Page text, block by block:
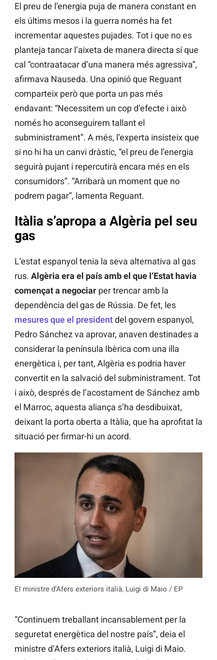
El preu de l’energia puja de manera constant en
els últims mesos i la guerra només ha fet
incrementar aquestes pujades. Tot i que no es
planteja tancar l’aixeta de manera directa sí que
cal “contraatacar d’una manera més agressiva”,
afirmava Nauseda. Una opinió que Reguant
comparteix però que porta un pas més
endavant: “Necessitem un cop d’efecte i això
només ho aconseguirem tallant el
subministrament”. A més, l’experta insisteix que
si no hi ha un canvi dràstic, “el preu de l’energia
seguirà pujant i repercutirà encara més en els
consumidors”. “Arribarà un moment que no
podrem pagar”, lamenta Reguant.
Itàlia s’apropa a Algèria pel seu
gas
L’estat espanyol tenia la seva alternativa al gas
rus. Algèria era el país amb el que l’Estat havia
començat a negociar per trencar amb la
dependència del gas de Rússia. De fet, les
mesures que el presidentdel govern espanyol,
Pedro Sánchez va aprovar, anaven destinades a
considerar la península Ibèrica com una illa
energètica i, per tant, Algèria es podria haver
convertit en la salvació del subministrament. Tot
i això, després de l’acostament de Sánchez amb
el Marroc, aquesta aliança s’ha desdibuixat,
deixant la porta oberta a Itàlia, que ha aprofitat la
situació per firmar-hi un acord.
El ministre d’Afers exteriors italià, Luigi di Maio / EP
“Continuem treballant incansablement per la
seguretat energètica del nostre país”, deia el
ministre d’Afers exteriors italià, Luigi di Maio.